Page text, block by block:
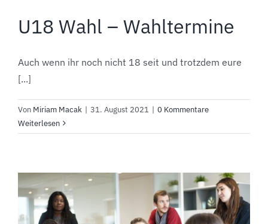
U18 Wahl – Wahltermine
Auch wenn ihr noch nicht 18 seit und trotzdem eure
[...]
Von Miriam Macak | 31. August 2021 | 0 Kommentare
Weiterlesen